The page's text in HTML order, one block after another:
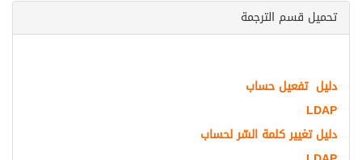
الترجمة
حساب
كلمة السّر لحساب